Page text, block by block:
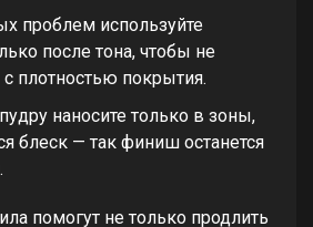
проблем используйте
после тона, чтобы не
плотностью покрытия.
наносите только в зоны,
блеск — так финиш останется
помогут не только продлить